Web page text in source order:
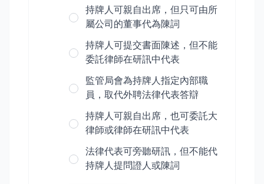
持牌人可親自出席，但只可由所
屬公司的董事代為陳詞
持牌人可提交書面陳述，但不能
委託律師在研訊中代表
監管局會為持牌人指定內部職
員，取代外聘法律代表答辯
持牌人可親自出席，也可委託大
律師或律師在研訊中代表
法律代表可旁聽研訊，但不能代
持牌人提問證人或陳詞